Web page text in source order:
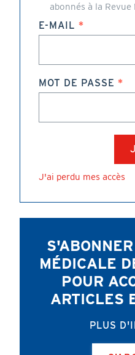
abonnés à la Revue
E-MAIL
MOT DE PASSE
J'ai perdu mes accès
MÉDICALE
POUR
ARTICLES
PLUS